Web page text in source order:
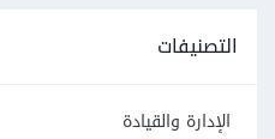
التصنيفات
الإدارة والقيادة